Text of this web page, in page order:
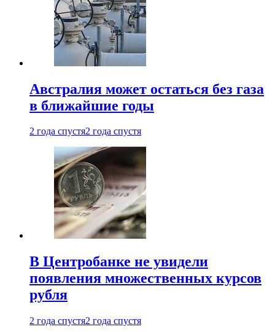
Австралия может остаться без газа
в ближайшие годы
2 года спустя2 года спустя
В Центробанке не увидели
появления множественных курсов
рубля
2 года спустя2 года спустя